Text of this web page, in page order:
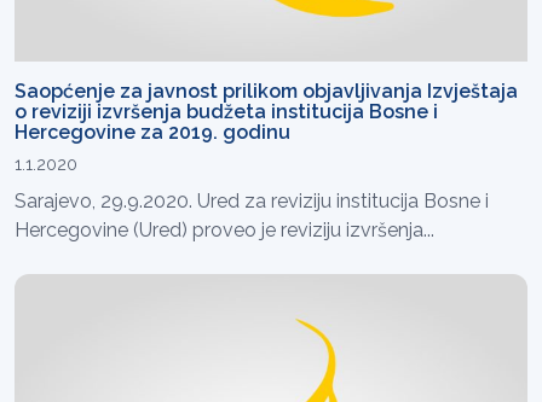
Saopćenje za javnost prilikom objavljivanja Izvještaja
o reviziji izvršenja budžeta institucija Bosne i
Hercegovine za 2019. godinu
1.1.2020
Sarajevo, 29.9.2020. Ured za reviziju institucija Bosne i
Hercegovine (Ured) proveo je reviziju izvršenja...